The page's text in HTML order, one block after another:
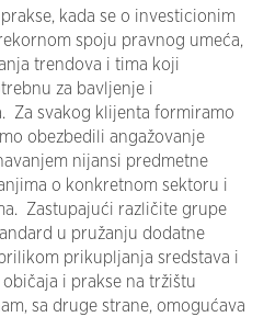
kada se o investicionim
spoju pravnog umeća,
trendova i tima koji
za bavljenje i
Za svakog klijenta formiramo
obezbedili angažovanje
nijansi predmetne
o konkretnom sektoru i
Zastupajući različite grupe
u pružanju dodatne
prikupljanja sredstava i
i prakse na tržištu
sa druge strane, omogućava